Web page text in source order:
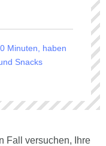
Minuten, haben
Snacks
Fall versuchen, Ihre